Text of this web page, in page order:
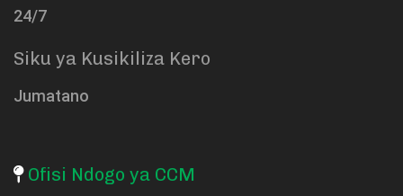
24/7
Siku ya Kusikiliza Kero
Jumatano
Ofisi Ndogo ya CCM